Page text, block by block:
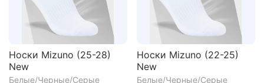
Носки Mizuno (25-28)
New
Белые/Черные/Серые
Носки Mizuno (22-25)
New
Белые/Черные/Серые